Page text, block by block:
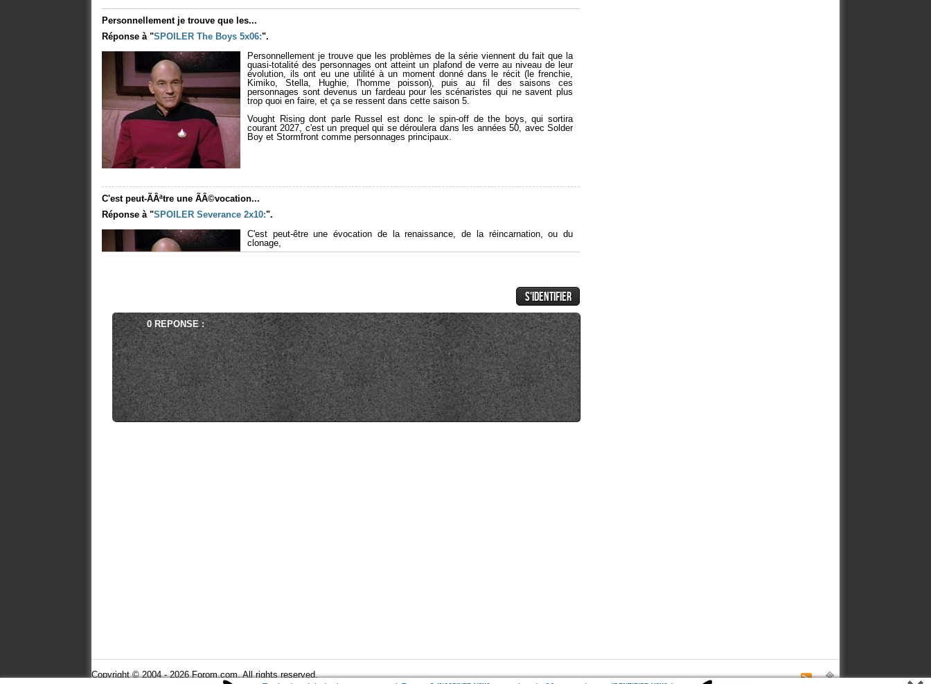
Personnellement je trouve que les...
Réponse à "SPOILER The Boys 5x06:".
Personnellement je trouve que les problèmes de la série viennent du fait que la
quasi-totalité des personnages ont atteint un plafond de verre au niveau de leur
évolution, ils ont eu une utilité à un moment donné dans le récit (le frenchie,
Kimiko, Stella, Hughie, l'homme poisson), puis au fil des saisons ces
personnages sont devenus un fardeau pour les scénaristes qui ne savent plus
trop quoi en faire, et ça se ressent dans cette saison 5.
Vought Rising dont parle Russel est donc le spin-off de the boys, qui sortira
courant 2027, c'est un prequel qui se déroulera dans les années 50, avec Solder
Boy et Stormfront comme personnages principaux.
C'est peut-ÃÂªtre une ÃÂ©vocation...
Réponse à "SPOILER Severance 2x10:".
C'est peut-être une évocation de la renaissance, de la réincarnation, ou du
clonage,
mais tout ça est confus et brouillon, d'où ma crainte d'une saison 3 écrite en
mode "brainstorming", avec les scénaristes qui vont bricoler des bouts d'idées
en laissant un voile de confusion et des non-dits, un peu à la Lost, ce qui avait
déçu les fans de l'époque.
Le plus dur pour les producteurs...
Réponse à "Une saison 3 pour Severance sur Apple TV Plus ".
Le plus dur pour les producteurs c'est de trouver quoi raconter dans cette saison
3, et de maintenir le même niveau de qualité, pour ne pas décevoir les fans.
tôt d'une attaque cardiaque, à force de se charger comme des mules.
0 REPONSE :
Copyright © 2004 - 2026 Forom.com. All rights reserved.